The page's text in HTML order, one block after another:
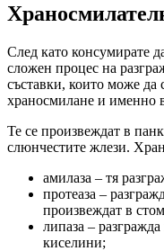
След като консумирате
сложен процес на
съставки, които може да
храносмилане и именно
Те се произвеждат в
слюнчестите жлези.
амилаза – тя
протеаза –
произвеждат в
липаза –
киселини;